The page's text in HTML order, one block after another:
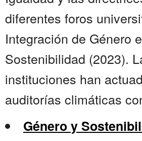
diferentes foros
Integración de Género
Sostenibilidad (2023).
instituciones han
auditorías climáticas
Género y